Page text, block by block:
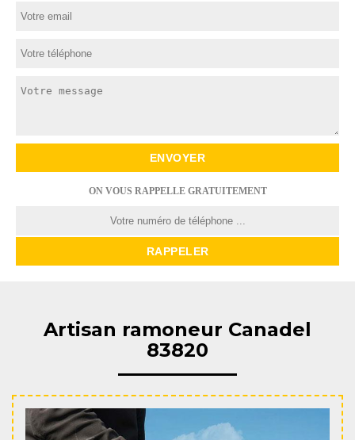
ON VOUS RAPPELLE GRATUITEMENT
Artisan ramoneur Canadel
83820